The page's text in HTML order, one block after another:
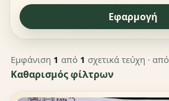
Εφαρμογή
Εμφάνιση 1 από 1 σχετικά τεύχη ·
Καθαρισμός φίλτρων